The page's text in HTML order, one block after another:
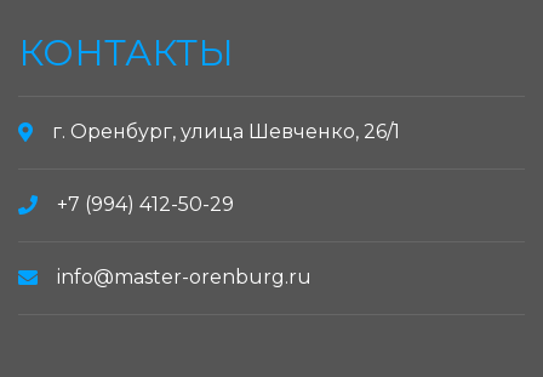
КОНТАКТЫ
г. Оренбург, улица Шевченко, 26/1
+7 (994) 412-50-29
info@master-orenburg.ru